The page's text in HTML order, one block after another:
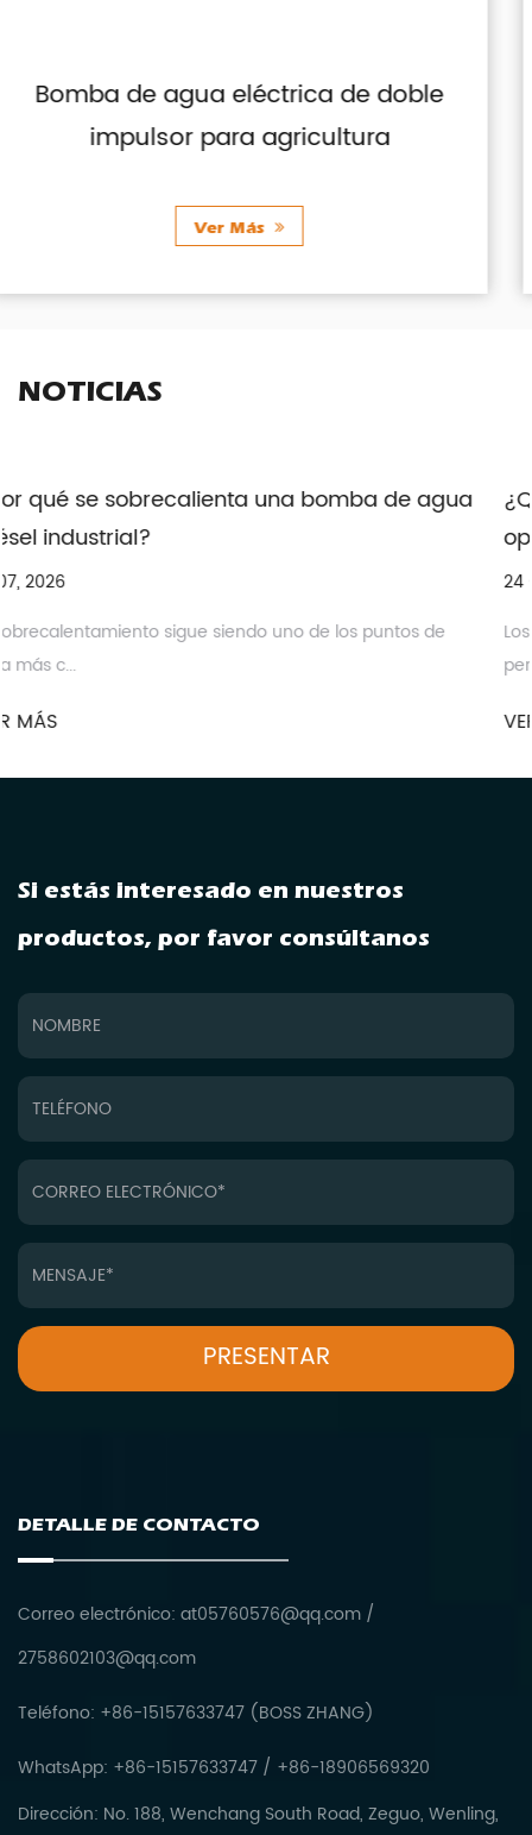
Motor de gasolina con
manual de bajo ruido
NOTICIAS
agua
de
¿Qué bomba eléctrica de lodo se
operaciones de perforación continua?
Los operadores de plataformas que ejecutan
Si estás interesado en nuestros
productos, por favor consúltanos
DETALLE DE CONTACTO
Correo electrónico: at05760576@qq.com /
2758602103@qq.com
Teléfono: +86-15157633747 (BOSS ZHANG)
WhatsApp: +86-15157633747 / +86-18906569320
Dirección: No. 188, Wenchang South Road, Zeguo, Wenling,